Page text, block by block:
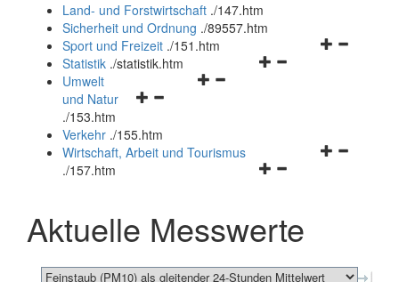
und
schließen
Land- und Forstwirtschaft ./147.htm
Sicherheit und Ordnung ./89557.htm
Navigationsmenü
Sport und Freizeit ./151.htm
Navigationsmenü
Statistik ./statistik.htm
Navigationsmenü
und
schließen
Umwelt
und Natur
./153.htm
Verkehr ./155.htm
Navigationsmenü
schließen
Wirtschaft, Arbeit und Tourismus
./157.htm
Aktuelle Messwerte